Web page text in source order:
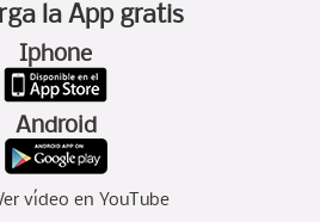
la App gratis
Iphone
Android
vídeo en YouTube